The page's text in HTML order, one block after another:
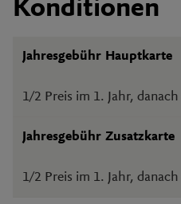
Konditionen
Jahresgebühr Hauptkarte
1/2 Preis im 1. Jahr,
Jahresgebühr Zusatzkarte
1/2 Preis im 1. Jahr,